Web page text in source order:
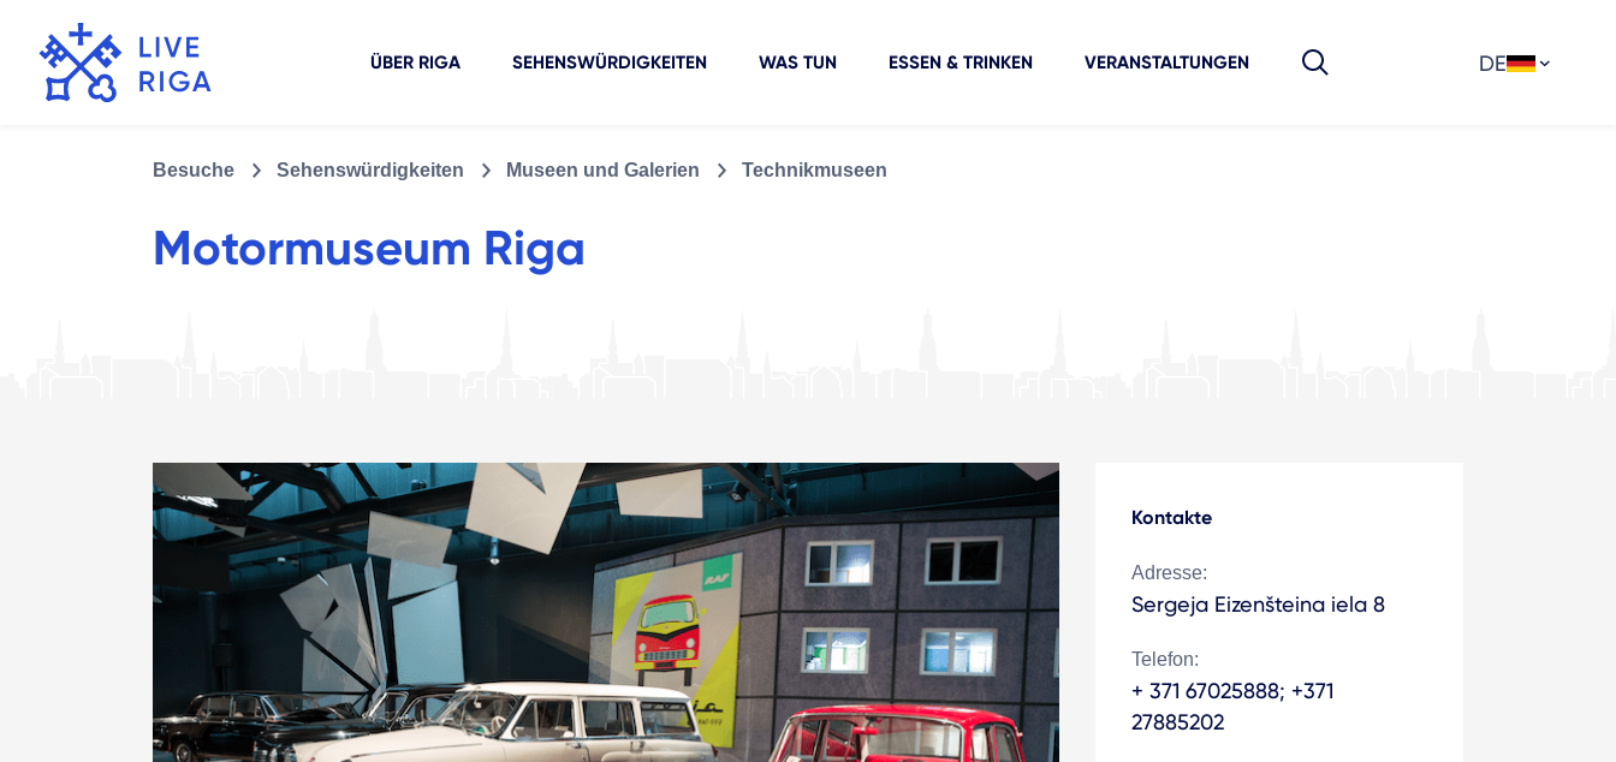
ÜBER RIGA SEHENSWÜRDIGKEITEN WAS TUN ESSEN & TRINKEN VERANSTALTUNGEN DE
Besuche Sehenswürdigkeiten Museen und Galerien Technikmuseen
Motormuseum Riga
Kontakte
Adresse:
Sergeja Eizenšteina iela 8
Telefon:
+ 371 67025888; +371
27885202